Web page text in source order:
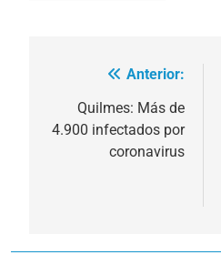
Navegación
entradas
Anterior:
Quilmes: Más de
4.900 infectados por
coronavirus